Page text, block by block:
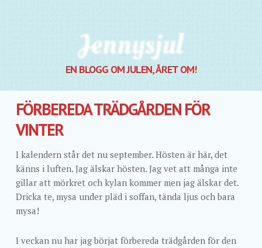
Jennysjul
EN BLOGG OM JULEN, ÅRET OM!
FÖRBEREDA TRÄDGÅRDEN FÖR
VINTER
I kalendern står det nu september. Hösten är här, det
känns i luften. Jag älskar hösten. Jag vet att många inte
gillar att mörkret och kylan kommer men jag älskar det.
Dricka te, mysa under pläd i soffan, tända ljus och bara
mysa!
I veckan nu har jag börjat förbereda trädgården för den